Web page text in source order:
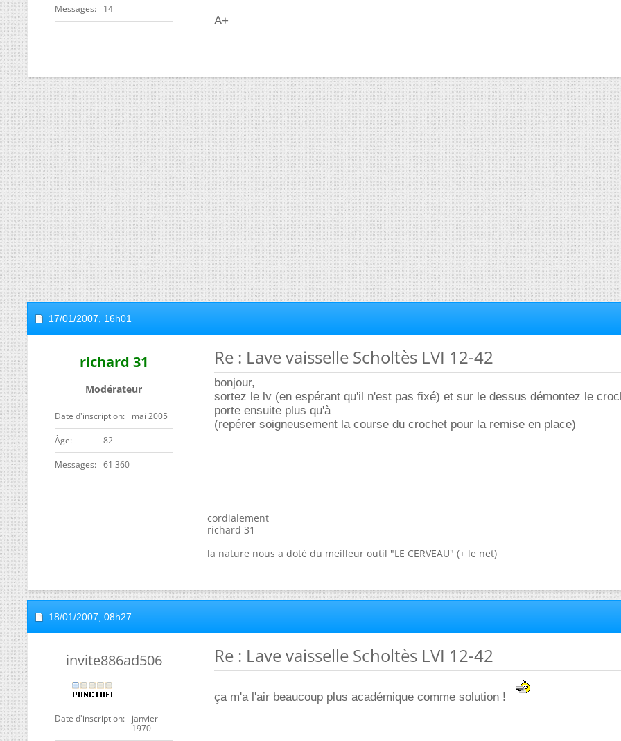
Messages 14
A+
17/01/2007, 16h01
richard 31
Modérateur
Date d'inscription mai 2005
ge 82
Messages 61 360
Re : Lave vaisselle Scholtès LVI 12-42
bonjour,
sortez le lv (en espérant qu'il n'est pas fixé) et sur le dessus démontez le
porte ensuite plus qu'à
(repérer soigneusement la course du crochet pour la remise en place)
cordialement
richard 31
la nature nous a doté du meilleur outil "LE CERVEAU" (+ le net)
18/01/2007, 08h27
invite886ad506
Date d'inscription
janvier
1970
Re : Lave vaisselle Scholtès LVI 12-42
ça m'a l'air beaucoup plus académique comme solution !